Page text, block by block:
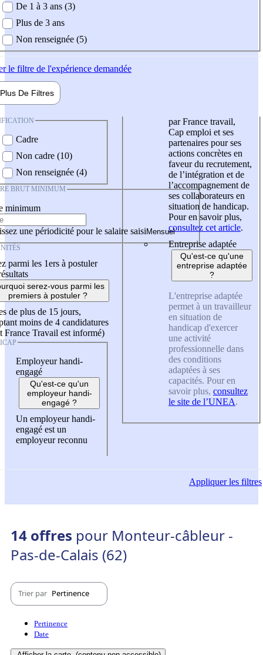
De 1 à 3 ans (3)
Plus de 3 ans
Non renseignée (5)
le filtre de l'expérience demandée
Plus De Filtres
Cadre
Non cadre (10)
Non renseignée (4)
BRUT MINIMUM
minimum
une périodicité pour le salaire saisi
parmi les 1ers à postuler
serez-vous parmi les
premiers à postuler ?
de plus de 15 jours,
moins de 4 candidatures
France Travail est informé)
Employeur handi-
engagé
Qu'est-ce qu'un
employeur handi-
engagé ?
Un employeur handi-
engagé est un
employeur reconnu
par France travail,
Cap emploi et ses
partenaires pour ses
actions concrètes en
faveur du recrutement,
de l’intégration et de
l’accompagnement de
ses collaborateurs en
situation de handicap.
Pour en savoir plus,
consultez cet article.
Entreprise adaptée
Qu'est-ce qu'une
entreprise adaptée
?
L'entreprise adaptée
permet à un travailleur
en situation de
handicap d'exercer
une activité
professionnelle dans
des conditions
adaptées à ses
capacités. Pour en
savoir plus, consultez
le site de l’UNEA.
Appliquerles filtres
14 offres pour Monteur-câbleur -
Pas-de-Calais (62)
Trier par Pertinence
Pertinence
Date